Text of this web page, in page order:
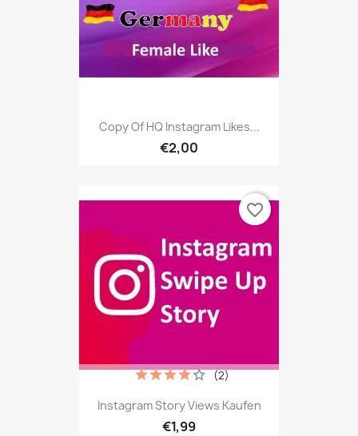
Copy Of HQ Instagram Likes...
€2,00
Instagram Story Views Kaufen
€1,99
(2)
favorite_border